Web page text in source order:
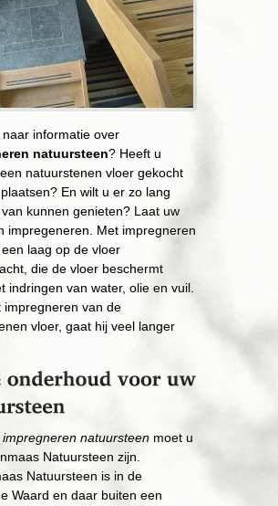
informatie over
natuursteen? ​Heeft u
natuurstenen vloer gekocht
En wilt u er zo lang
kunnen genieten? Laat uw
impregeneren. Met impregneren
laag op de vloer
die de vloer beschermt
indringen van water, olie en vuil.
impregneren van de
vloer, gaat hij veel langer
​impregneren natuursteen moet u
Natuursteen zijn.
Natuursteen is in de
Waard en daar buiten een